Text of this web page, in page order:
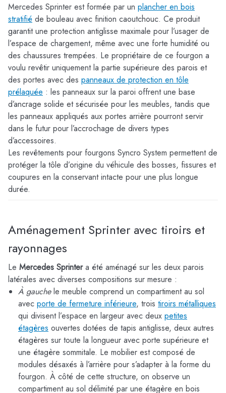
Mercedes Sprinter est formée par un plancher en bois
stratifié de bouleau avec finition caoutchouc. Ce produit
garantit une protection antiglisse maximale pour l’usager de
l’espace de chargement, même avec une forte humidité ou
des chaussures trempées. Le propriétaire de ce fourgon a
voulu revêtir uniquement la partie supérieure des parois et
des portes avec des panneaux de protection en tôle
prélaquée : les panneaux sur la paroi offrent une base
d’ancrage solide et sécurisée pour les meubles, tandis que
les panneaux appliqués aux portes arrière pourront servir
dans le futur pour l’accrochage de divers types
d’accessoires.
Les revêtements pour fourgons Syncro System permettent de
protéger la tôle d’origine du véhicule des bosses, fissures et
coupures en la conservant intacte pour une plus longue
durée.
Aménagement Sprinter avec tiroirs et
rayonnages
Le Mercedes Sprintera été aménagé sur les deux parois
latérales avec diverses compositions sur mesure :
À gauchele meuble comprend un compartiment au sol
avec porte de fermeture inférieure, trois tiroirs métalliques
qui divisent l’espace en largeur avec deux petites
étagères ouvertes dotées de tapis antiglisse, deux autres
étagères sur toute la longueur avec porte supérieure et
une étagère sommitale. Le mobilier est composé de
modules désaxés à l’arrière pour s’adapter à la forme du
fourgon. À côté de cette structure, on observe un
compartiment au sol délimité par une étagère en bois